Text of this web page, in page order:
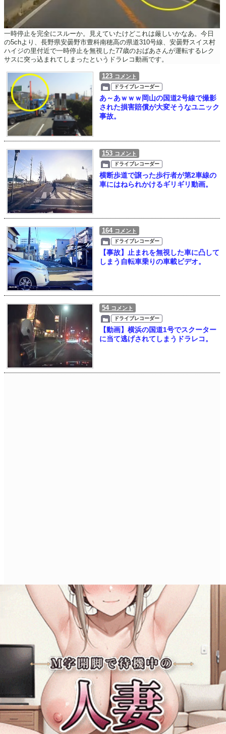
一時停止を完全にスルーか。見えていたけどこれは厳しいかなあ。今日
の5chより、長野県安曇野市豊科南穂高の県道310号線、安曇野スイス村
ハイジの里付近で一時停止を無視した77歳のおばあさんが運転するレク
サスに突っ込まれてしまったというドラレコ動画です。
123 コメント
ドライブレコーダー
あ～あｗｗｗ岡山の国道2号線で撮影
された損害賠償が大変そうなユニック
事故。
153 コメント
ドライブレコーダー
横断歩道で譲った歩行者が第2車線の
車にはねられかけるギリギリ動画。
164 コメント
ドライブレコーダー
【事故】止まれを無視した車に凸して
しまう自転車乗りの車載ビデオ。
54 コメント
ドライブレコーダー
【動画】横浜の国道1号でスクーター
に当て逃げされてしまうドラレコ。